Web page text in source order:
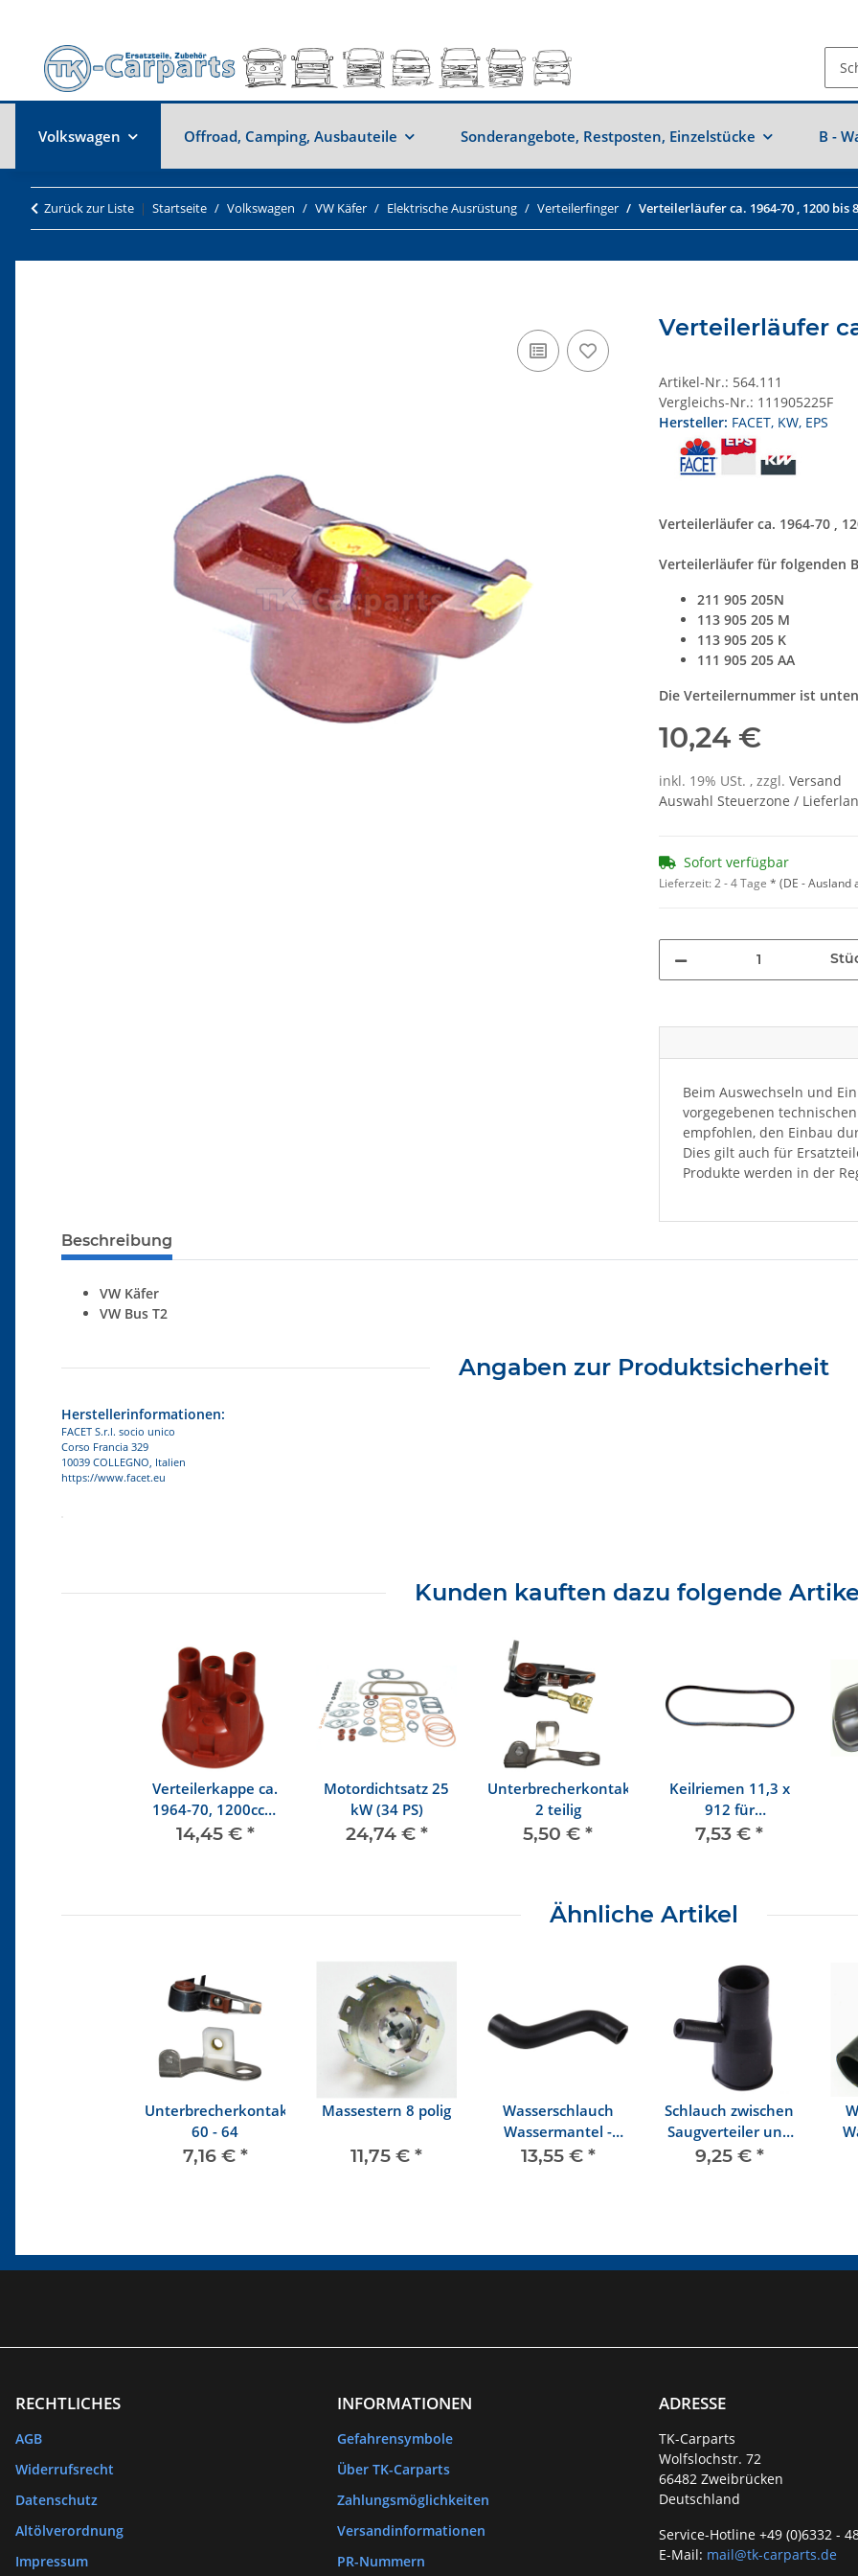
Volkswagen Offroad, Camping, Ausbauteile Sonderangebote, Restposten, Einzelstücke B -
Zurück zur Liste Startseite Volkswagen VW Käfer Elektrische Ausrüstung Verteilerfinger Verteilerläufer ca. 1964-70 , 1200 bis
Verteilerläufer
Artikel-Nr.: 564.111
Vergleichs-Nr.: 111905225F
Hersteller: FACET, KW, EPS
Verteilerläufer ca. 1964-70 ,
Verteilerläufer für folgenden
211 905 205N
113 905 205 M
113 905 205 K
111 905 205 AA
Die Verteilernummer ist
10,24 €
inkl. 19% USt. , zzgl. Versand
Auswahl Steuerzone /
Sofort verfügbar
Lieferzeit:2 - 4 Tage * (DE - Ausland
Beim Auswechseln und
vorgegebenen
empfohlen, den Einbau
Dies gilt auch für
Produkte werden in der
Beschreibung
VW Käfer
VW Bus T2
Angaben zur Produktsicherheit
Herstellerinformationen:
FACET S.r.l. socio unico
Corso Francia 329
10039 COLLEGNO, Italien
https://www.facet.eu
Kunden kauften dazu folgende
Verteilerkappe ca.
1964-70, 1200ccm
bis 7/74
14,45 € *
Motordichtsatz 25
kW (34 PS)
24,74 € *
Unterbrecherkontakt
2 teilig
5,50 € *
Keilriemen 11,3 x
912 für
Drehstromlichtmaschine
7,53 € *
Ähnliche Artikel
Unterbrecherkontakt
60 - 64
7,16 € *
Massestern 8 polig
11,75 € *
Wasserschlauch
Wassermantel -
Wasserverteiler
13,55 € *
Schlauch zwischen
Saugverteiler und
Steuerventil
9,25 € *
RECHTLICHES
AGB
Widerrufsrecht
Datenschutz
Altölverordnung
Impressum
INFORMATIONEN
Gefahrensymbole
Über TK-Carparts
Zahlungsmöglichkeiten
Versandinformationen
PR-Nummern
ADRESSE
TK-Carparts
Wolfslochstr. 72
66482 Zweibrücken
Deutschland
Service-Hotline +49 (0)6332 -
E-Mail: mail@tk-carparts.de